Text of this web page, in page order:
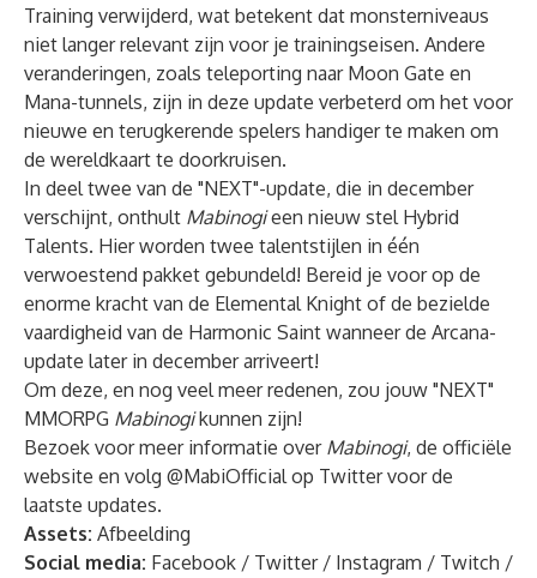
Training verwijderd, wat betekent dat monsterniveaus
niet langer relevant zijn voor je trainingseisen. Andere
veranderingen, zoals teleporting naar Moon Gate en
Mana-tunnels, zijn in deze update verbeterd om het voor
nieuwe en terugkerende spelers handiger te maken om
de wereldkaart te doorkruisen.
In deel twee van de "NEXT"-update, die in december
verschijnt, onthult Mabinogieen nieuw stel Hybrid
Talents. Hier worden twee talentstijlen in één
verwoestend pakket gebundeld! Bereid je voor op de
enorme kracht van de Elemental Knight of de bezielde
vaardigheid van de Harmonic Saint wanneer de Arcana-
update later in december arriveert!
Om deze, en nog veel meer redenen, zou jouw "NEXT"
MMORPG Mabinogikunnen zijn!
Bezoek voor meer informatie over Mabinogi, de officiële
website en volg @MabiOfficialop Twitter voor de
laatste updates.
Assets: Afbeelding
Social media: Facebook / Twitter/ Instagram / Twitch /